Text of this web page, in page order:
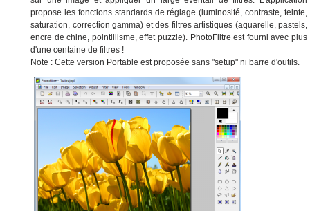
propose les fonctions standards de réglage (luminosité, contraste, teinte,
saturation, correction gamma) et des filtres artistiques (aquarelle, pastels,
encre de chine, pointillisme, effet puzzle). PhotoFiltre est fourni avec plus
d'une centaine de filtres !
Note : Cette version Portable est proposée sans "setup" ni barre d'outils.